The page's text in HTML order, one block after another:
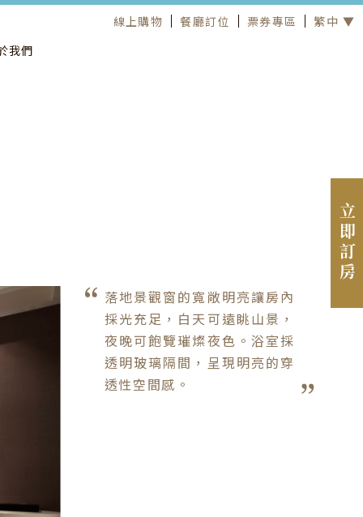
我們
線上購物 餐廳訂位 票券專區 繁中 ▼
立即訂房
落地景觀窗的寬敞明亮讓房內
採光充足，白天可遠眺山景，
夜晚可飽覽璀燦夜色。浴室採
透明玻璃隔間，呈現明亮的穿
透性空間感。